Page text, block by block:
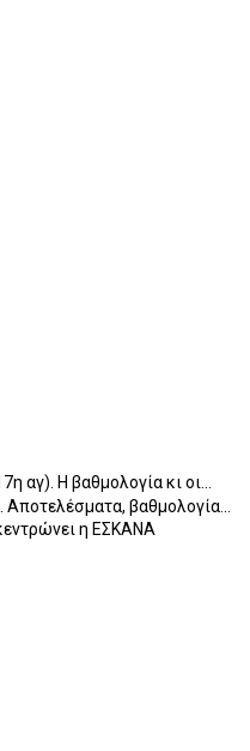
αγ). H βαθμολογία κι οι...
βαθμολογία...
η ΕΣΚΑΝΑ